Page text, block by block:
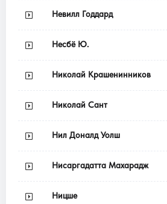
Невилл Годдард
Несбё Ю.
Николай Крашенинников
Николай Сант
Нил Доналд Уолш
Нисаргадатта Махарадж
Ницше